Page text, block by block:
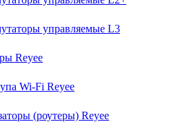
управляемые L3
Reyee
Wi-Fi Reyee
(роутеры) Reyee